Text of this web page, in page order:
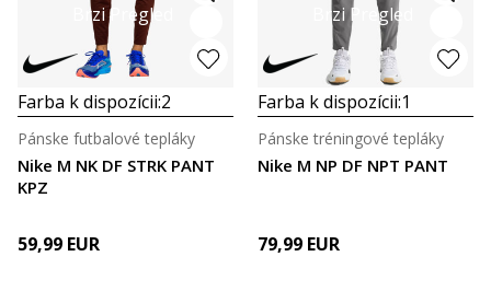
Brzi Pregled
Farba k dispozícii:2
Nike M NK DF STRK PANT
KPZ
Pánske futbalové tepláky
59,99 EUR
Brzi Pregled
Farba k dispozícii:1
Nike M NP DF NPT PANT
Pánske tréningové tepláky
79,99 EUR